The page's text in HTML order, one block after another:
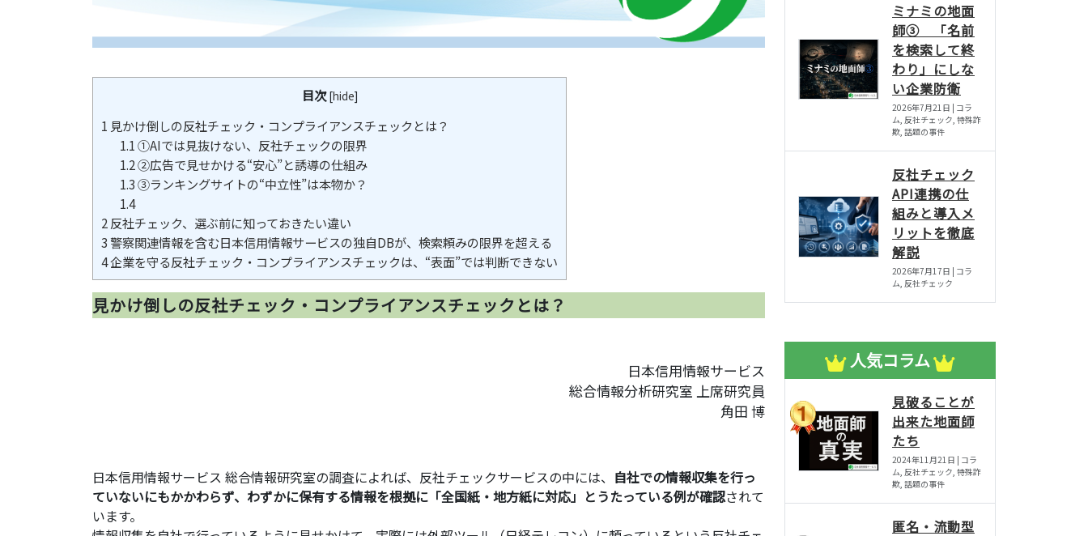
目次 [hide]
1 見かけ倒しの反社チェック・コンプライアンスチェックとは？
1.1①AIでは見抜けない、反社チェックの限界
1.2②広告で見せかける“安心”と誘導の仕組み
1.3③ランキングサイトの“中立性”は本物か？
1.4
2反社チェック、選ぶ前に知っておきたい違い
3警察関連情報を含む日本信用情報サービスの独自DBが、検索頼みの限界を超える
4企業を守る反社チェック・コンプライアンスチェックは、“表面”では判断できない
見かけ倒しの反社チェック・コンプライアンスチェックとは？
日本信用情報サービス
総合情報分析研究室 上席研究員
角田 博
日本信用情報サービス 総合情報研究室の調査によれば、反社チェックサービスの中には、 自社での情報収集を行っ
ていないにもかかわらず、わずかに保有する情報を根拠に「全国紙・地方紙に対応」とうたっている例が確認されて
います。
ミナミの地面
師③ 「名前
を検索して終
わり」にしな
い企業防衛
2026年7月21日 | コラ
ム, 反社チェック, 特殊詐
欺, 話題の事件
反社チェック
API連携の仕
組みと導入メ
リットを徹底
解説
2026年7月17日 | コラ
ム, 反社チェック
人気コラム
見破ることが
出来た地面師
たち
2024年11月21日 | コラ
ム, 反社チェック, 特殊詐
欺, 話題の事件
匿名・流動型